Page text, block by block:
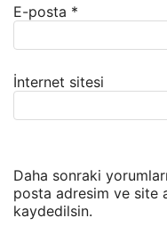
E-posta *
İnternet sitesi
Daha sonraki
posta adresim ve site
kaydedilsin.